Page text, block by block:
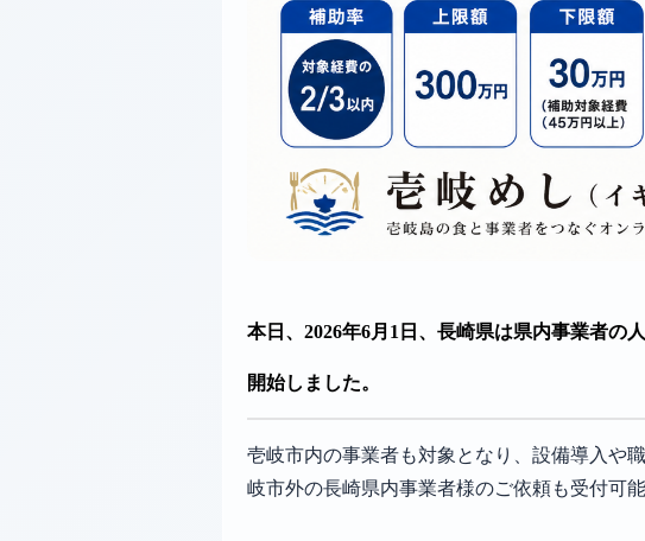
本日、2026年6月1日、長崎県は県内事業者の
開始しました。
壱岐市内の事業者も対象となり、設備導入や
岐市外の長崎県内事業者様のご依頼も受付可能